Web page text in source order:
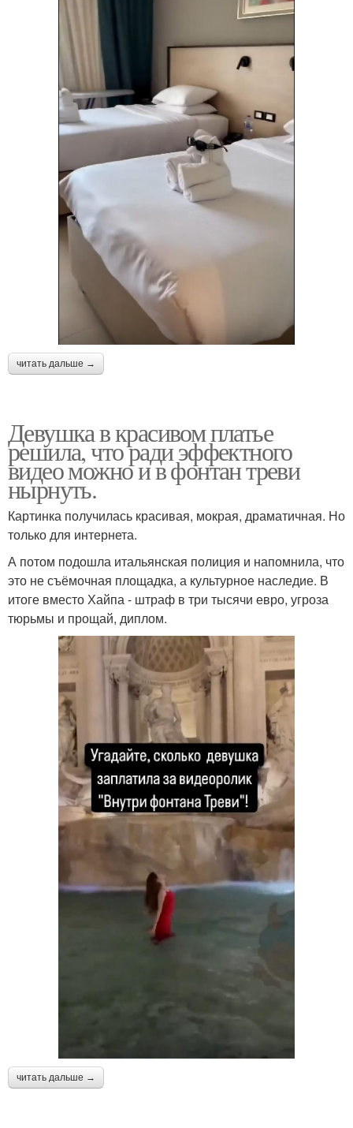
читать дальше →
Девушка в красивом платье
решила, что ради эффектного
видео можно и в фонтан треви
нырнуть.
Картинка получилась красивая, мокрая, драматичная. Но
только для интернета.
А потом подошла итальянская полиция и напомнила, что
это не съёмочная площадка, а культурное наследие. В
итоге вместо Хайпа - штраф в три тысячи евро, угроза
тюрьмы и прощай, диплом.
читать дальше →